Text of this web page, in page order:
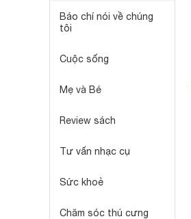
Báo chí nói về chúng
tôi
Cuộc sống
Mẹ và Bé
Review sách
Tư vấn nhạc cụ
Sức khoẻ
Chăm sóc thú cưng